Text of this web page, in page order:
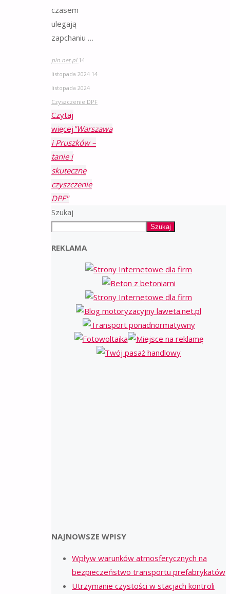
czasem
ulegają
zapchaniu …
pin.net.pl 14
listopada 2024 14
listopada 2024
Czyszczenie DPF
Czytaj
więcej "Warszawa
i Pruszków –
tanie i
skuteczne
czyszczenie
DPF"
Szukaj
Szukaj
REKLAMA
NAJNOWSZE WPISY
Wpływ warunków atmosferycznych na
bezpieczeństwo transportu prefabrykatów
Utrzymanie czystości w stacjach kontroli